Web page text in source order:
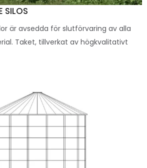
SILOS
är avsedda för slutförvaring av alla
Taket, tillverkat av högkvalitativt